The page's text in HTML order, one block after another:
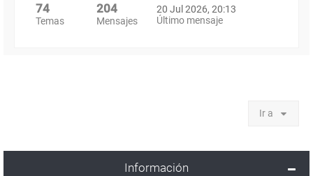
74
Temas
204
Mensajes
20 Jul 2026, 20:13
Último mensaje
Ir a
Información